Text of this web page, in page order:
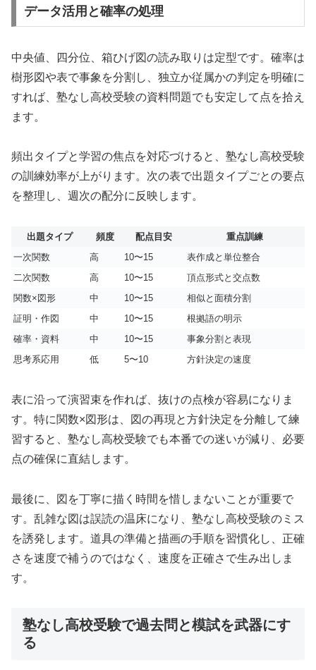
データ活用と確率の処理
中央値、四分位、箱ひげ図の読み取りは定型です。確率は
樹形図や表で事象を分割し、独立か従属かの判定を明確に
すれば、塾なし高校受験の資料問題でも安定して点を拾え
ます。
頻出タイプと学習の焦点を対応づけると、塾なし高校受験
の訓練効率が上がります。次の表で出題タイプごとの要点
を整理し、週次の配分に反映します。
出題タイプ 頻度 配点目安
重点訓練
一次関数
高 10〜15
表作成と単位整合
二次関数
高 10〜15
頂点形式と交点数
関数×図形
中 10〜15
相似と面積分割
証明・作図
中 10〜15
根拠語の明示
確率・資料
中 10〜15
事象分割と表現
思考系応用
低 5〜10 方針決定の速度
表に沿って演習束を作れば、抜けの点検が容易になりま
す。特に関数×図形は、図の再現と方針決定を分離して練
習すると、塾なし高校受験でも本番での迷いが減り、必要
点の確保に直結します。
最後に、図を丁寧に描く時間を惜しまないことが重要で
す。乱雑な図は誤読の温床になり、塾なし高校受験のミス
を誘発します。道具の準備と描画の手順を習慣化し、正確
さを速度で補うのではなく、速度を正確さで生み出しま
す。
塾なし高校受験で過去問と模試を武器にす
る